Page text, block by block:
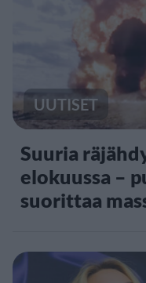
UUTISET
Suuria
elokuussa –
suorittaa